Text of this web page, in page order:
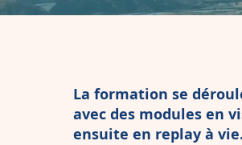
La formation se
avec des modules en
ensuite en replay à vie.